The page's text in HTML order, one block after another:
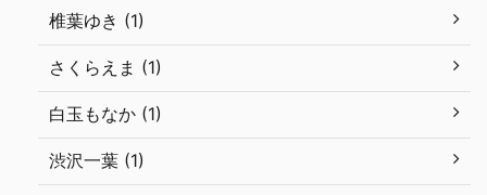
椎葉ゆき (1)
さくらえま (1)
白玉もなか (1)
渋沢一葉 (1)